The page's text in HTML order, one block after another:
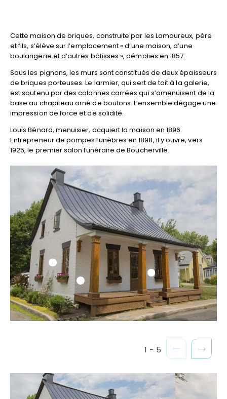
Cette maison de briques, construite par les Lamoureux, père
et fils, s’élève sur l’emplacement « d’une maison, d’une
boulangerie et d’autres bâtisses », démolies en 1857.
Sous les pignons, les murs sont constitués de deux épaisseurs
de briques porteuses. Le larmier, qui sert de toit à la galerie,
est soutenu par des colonnes carrées qui s’amenuisent de la
base au chapiteau orné de boutons. L’ensemble dégage une
impression de force et de solidité.
Louis Bénard, menuisier, acquiert la maison en 1896.
Entrepreneur de pompes funèbres en 1898, il y ouvre, vers
1925, le premier salon funéraire de Boucherville.
1 - 5